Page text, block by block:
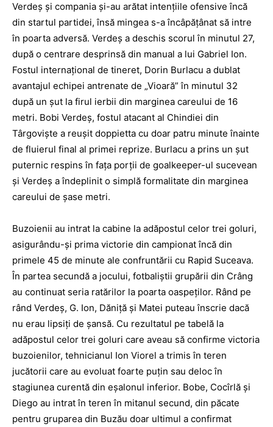
Verdeş şi compania şi-au arătat intenţiile ofensive încă
din startul partidei, însă mingea s-a încâpăţânat să intre
în poarta adversă. Verdeş a deschis scorul în minutul 27,
după o centrare desprinsă din manual a lui Gabriel Ion.
Fostul internaţional de tineret, Dorin Burlacu a dublat
avantajul echipei antrenate de „Vioară” în minutul 32
după un şut la firul ierbii din marginea careului de 16
metri. Bobi Verdeş, fostul atacant al Chindiei din
Târgovişte a reuşit doppietta cu doar patru minute înainte
de fluierul final al primei reprize. Burlacu a prins un şut
puternic respins în faţa porţii de goalkeeper-ul sucevean
şi Verdeş a îndeplinit o simplă formalitate din marginea
careului de şase metri.
Buzoienii au intrat la ­ca­bine la adăpostul celor trei goluri,
asigurându-şi prima victorie din campionat încă din
primele 45 de minute ale confruntării cu Rapid Suceava.
În partea secundă a jocului, fotbaliştii grupării din Crâng
au continuat seria ratărilor la poarta oaspeţilor. Rând pe
rând Verdeş, G. Ion, Dăniţă şi Matei puteau înscrie dacă
nu erau lipsiţi de şansă. Cu rezultatul pe tabelă la
adăpostul celor trei goluri care aveau să confirme victoria
buzoienilor, tehnicianul Ion Viorel a trimis în teren
jucătorii care au evoluat foarte puţin sau deloc în
stagiunea curentă din eşalonul inferior. Bobe, Cocîrlă şi
Diego au intrat în teren în mitanul secund, din păcate
pentru gruparea din Buzău doar ultimul a confirmat